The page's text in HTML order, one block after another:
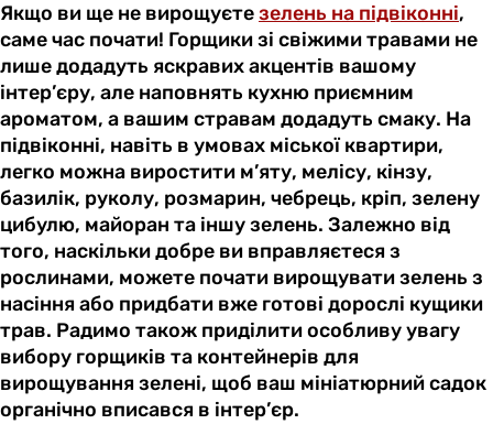
Якщо ви ще не вирощуєтезелень на підвіконні,
саме час почати! Горщики зі свіжими травами не
лише додадуть яскравих акцентів вашому
інтер’єру, але наповнять кухню приємним
ароматом, а вашим стравам додадуть смаку. На
підвіконні, навіть в умовах міської квартири,
легко можна виростити м’яту, мелісу, кінзу,
базилік, руколу, розмарин, чебрець, кріп, зелену
цибулю, майоран та іншу зелень. Залежно від
того, наскільки добре ви вправляєтеся з
рослинами, можете почати вирощувати зелень з
насіння або придбати вже готові дорослі кущики
трав. Радимо також приділити особливу увагу
вибору горщиків та контейнерів для
вирощування зелені, щоб ваш мініатюрний садок
органічно вписався в інтер’єр.